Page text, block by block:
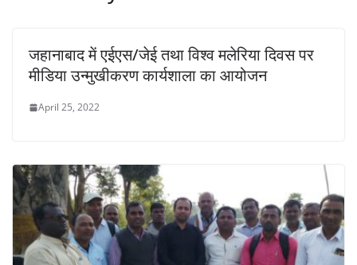
जहानाबाद में एईएस/जेई तथा विश्व मलेरिया दिवस पर
मीडिया उन्मुखीकरण कार्यशाला का आयोजन
April 25, 2022